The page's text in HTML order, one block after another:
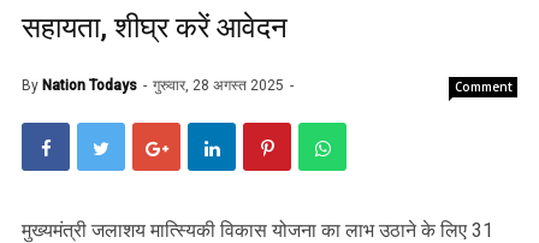
सहायता, शीघ्र करें आवेदन
By Nation Todays गुरुवार, 28 अगस्त 2025 Comment
मुख्यमंत्री जलाशय मात्स्यिकी विकास योजना का लाभ उठाने के लिए 31